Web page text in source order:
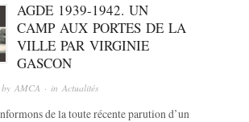
AGDE 1939-1942. UN
CAMP AUX PORTES DE LA
VILLE PAR VIRGINIE
GASCON
by AMCA · in Actualités
de la toute récente parution d’un